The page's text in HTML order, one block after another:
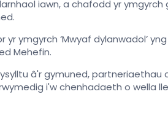
iawn, a chafodd yr
ymgyrch ‘Mwyaf dylanwadol’
Mehefin.
â'r gymuned, partneriaethau
i'w chenhadaeth o wella